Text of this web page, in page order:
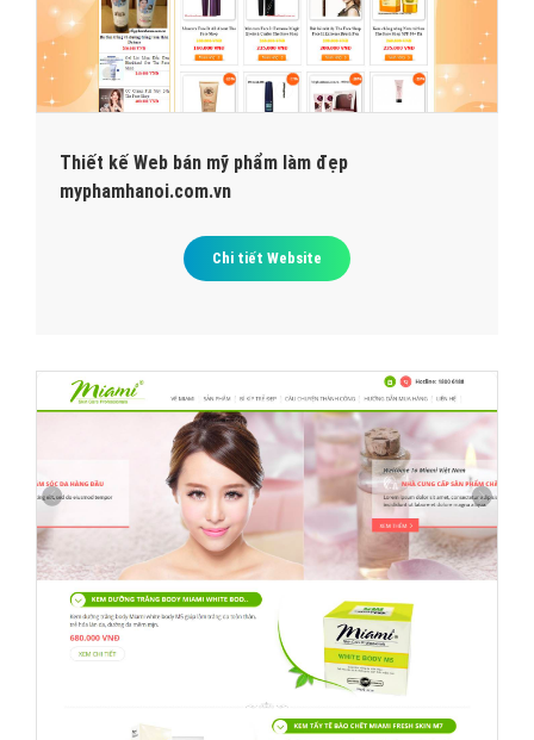
Thiết kế Web bán mỹ phẩm làm đẹp
myphamhanoi.com.vn
Chi tiết Website